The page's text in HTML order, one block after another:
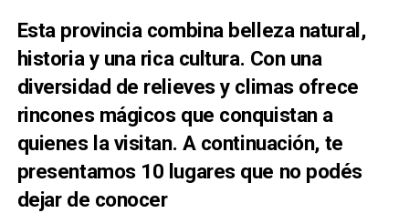
Esta provincia combina belleza natural,
historia y una rica cultura. Con una
diversidad de relieves y climas ofrece
rincones mágicos que conquistan a
quienes la visitan. A continuación, te
presentamos 10 lugares que no podés
dejar de conocer